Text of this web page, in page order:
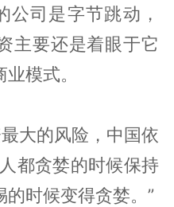
司是字节跳动，
主要还是着眼于它
模式。
大的风险，中国依
都贪婪的时候保持
时候变得贪婪。”